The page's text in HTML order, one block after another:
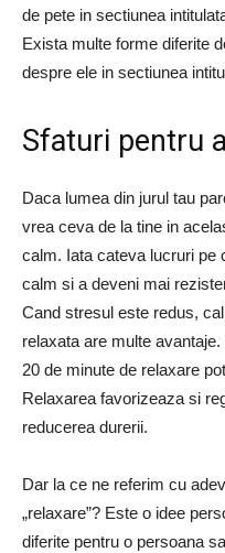
de pete in sectiunea
Exista multe forme diferite
despre ele in sectiunea
Sfaturi pentru
Daca lumea din jurul tau
vrea ceva de la tine in
calm. Iata cateva lucruri pe
calm si a deveni mai
Cand stresul este redus,
relaxata are multe
20 de minute de relaxare
Relaxarea favorizeaza si
reducerea durerii.
Dar la ce ne referim cu
„relaxare”? Este o idee
diferite pentru o persoana